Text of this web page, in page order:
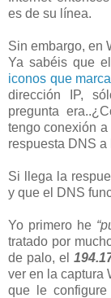
es de su línea.
Sin embargo, en
Ya sabéis que
iconos que
dirección IP,
pregunta
tengo conexión
respuesta DNS a
Si llega la
y que el DNS
Yo primero he
tratado por
de palo, el
ver en la captura
que le configure